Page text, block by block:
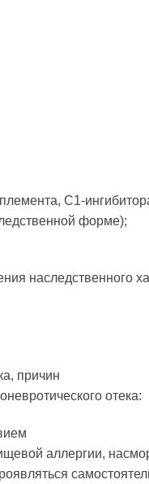
С1-
форме);
наследственного
причин
отека:
аллергии,